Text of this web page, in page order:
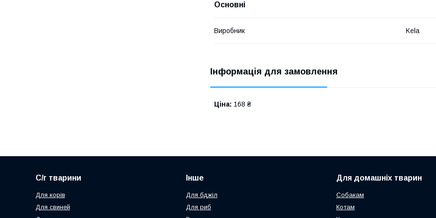
Основні
Виробник Kela
Інформація для замовлення
Ціна: 168 ₴
С/г тварини
Для корів
Для свиней
Інше
Для бджіл
Для риб
Для домашніх тварин
Собакам
Котам